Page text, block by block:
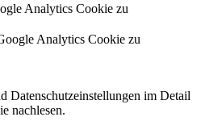
Analytics Cookie zu
Analytics Cookie zu
Datenschutzeinstellungen im Detail
nachlesen.